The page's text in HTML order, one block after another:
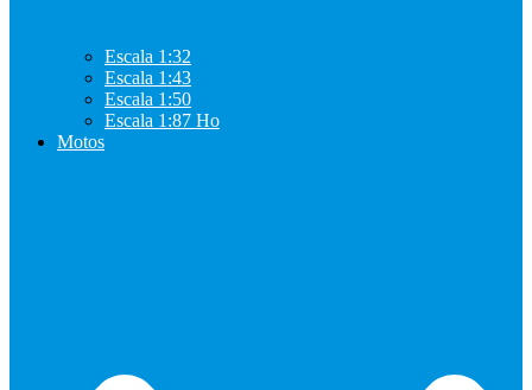
Escala 1:32
Escala 1:43
Escala 1:50
Escala 1:87 Ho
Motos